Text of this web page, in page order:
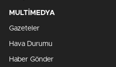
MULTİMEDYA
Gazeteler
Hava Durumu
Haber Gönder